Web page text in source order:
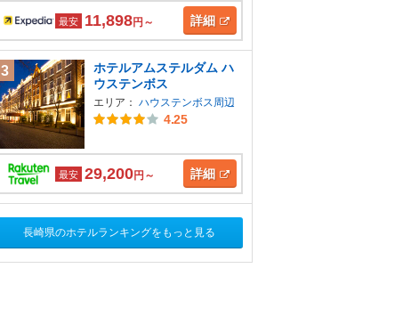
最安 11,898円～ 詳細
3
ホテルアムステルダム ハ
ウステンボス
エリア： ハウステンボス周辺
4.25
最安 29,200円～ 詳細
長崎県のホテルランキングをもっと見る